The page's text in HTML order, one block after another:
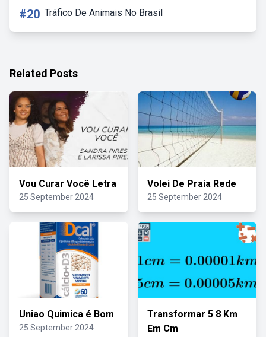
#20 Tráfico De Animais No Brasil
Related Posts
Vou Curar Você Letra
25 September 2024
Volei De Praia Rede
25 September 2024
Uniao Quimica é Bom
25 September 2024
Transformar 5 8 Km
Em Cm